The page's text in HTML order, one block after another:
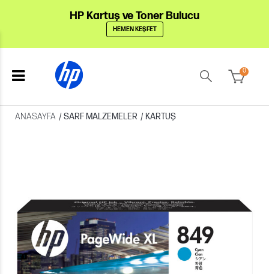
HP Kartuş ve Toner Bulucu
HEMEN KEŞFET
0
ANASAYFA /SARF MALZEMELER / KARTUŞ